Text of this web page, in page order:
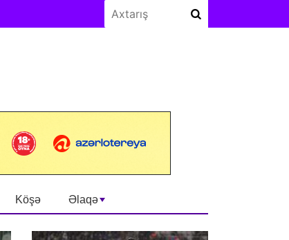
Köşə Əlaqə